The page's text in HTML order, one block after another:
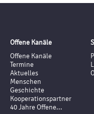
Offene Kanäle
Offene Kanäle
Termine
Aktuelles
Menschen
Geschichte
Kooperationspartner
40 Jahre Offene...